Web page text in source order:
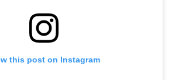
this post on Instagram